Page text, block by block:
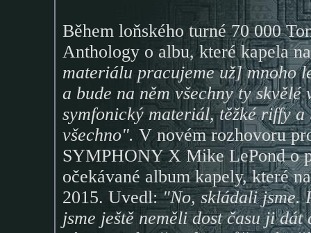
Během loňského turné 70 000
Anthology o albu, které kapela
materiálu pracujeme už] mnoho
a bude na něm všechny ty
symfonický materiál, těžké riffy
všechno". V novém rozhovoru
SYMPHONY X Mike LePond o
očekávané album kapely, které
2015. Uvedl:"No, skládali jsme.
jsme ještě neměli dost času ji